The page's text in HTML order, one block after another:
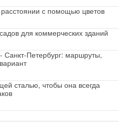
расстоянии с помощью цветов
для коммерческих зданий
Санкт-Петербург: маршруты,
сталью, чтобы она всегда